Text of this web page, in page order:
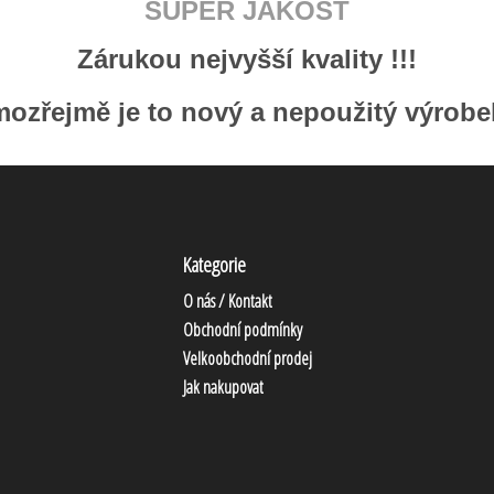
SUPER JAKOST
Zárukou nejvyšší kvality !!!
je to nový a nepoužitý
Kategorie
O nás / Kontakt
Obchodní podmínky
Velkoobchodní prodej
Jak nakupovat